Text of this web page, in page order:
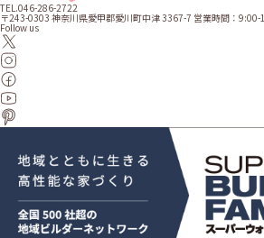
TEL.046-286-2722
〒243-0303 神奈川県愛甲郡愛川町中津 3367-7 営業時間：
Follow us